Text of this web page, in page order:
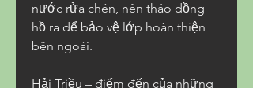
nước rửa chén, nên tháo đồng
hồ ra để bảo vệ lớp hoàn thiện
bên ngoài.
Hải Triều – điểm đến của những